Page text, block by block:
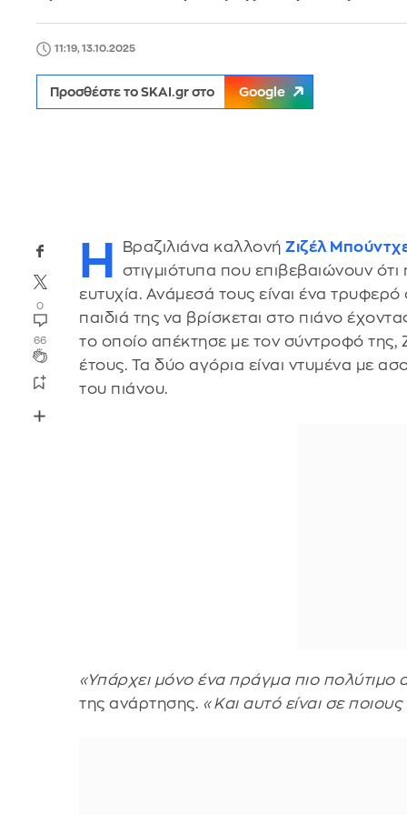
11:19, 13.10.2025
Προσθέστε το SKAI.gr στο Google
0
66
Η Βραζιλιάνα καλλονήΖιζέλ
στιγμιότυπα που επιβεβαιώνουν
ευτυχία. Ανάμεσά τους είναι ένα
παιδιά της να βρίσκεται στο πιάνο
το οποίο απέκτησε με τον σύντροφό
έτους. Τα δύο αγόρια είναι ντυμένα με
του πιάνου.
«Υπάρχει μόνο ένα πράγμα πιο πολύτιμο
της ανάρτησης. «Και αυτό είναι σε